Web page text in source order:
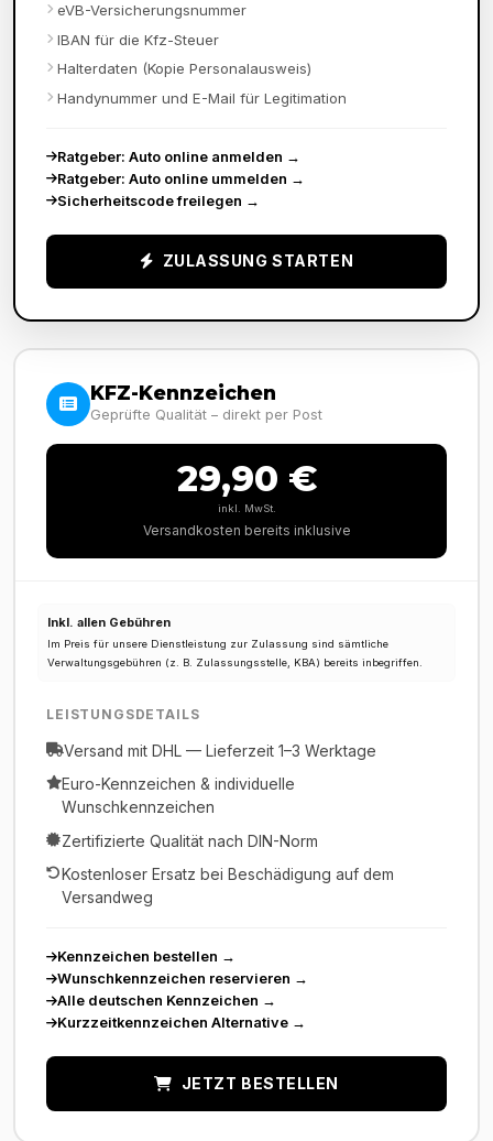
eVB-Versicherungsnummer
IBAN für die Kfz-Steuer
Halterdaten (Kopie Personalausweis)
Handynummer und E-Mail für Legitimation
Ratgeber: Auto online anmelden →
Ratgeber: Auto online ummelden →
Sicherheitscode freilegen →
ZULASSUNG STARTEN
KFZ-Kennzeichen
Geprüfte Qualität – direkt per Post
29,90 €
inkl. MwSt.
Versandkosten bereits inklusive
Inkl. allen Gebühren
Im Preis für unsere Dienstleistung zur Zulassung sind sämtliche
Verwaltungsgebühren (z. B. Zulassungsstelle, KBA) bereits inbegriffen.
LEISTUNGSDETAILS
Versand mit DHL — Lieferzeit 1–3 Werktage
Euro-Kennzeichen & individuelle
Wunschkennzeichen
Zertifizierte Qualität nach DIN-Norm
Kostenloser Ersatz bei Beschädigung auf dem
Versandweg
Kennzeichen bestellen →
Wunschkennzeichen reservieren →
Alle deutschen Kennzeichen →
Kurzzeitkennzeichen Alternative →
JETZT BESTELLEN